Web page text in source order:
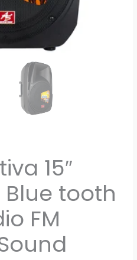
15″
tooth
FM